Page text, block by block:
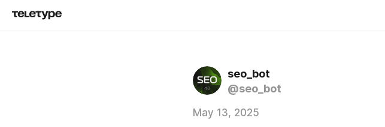
seo_bot
@seo_bot
May 13, 2025